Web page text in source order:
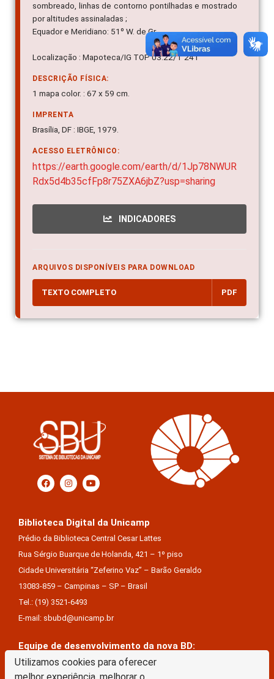
Utilizamos cookies para oferecer
sombreado, linhas de contorno pontilhadas e mostrado
por altitudes assinaladas ;
Equador e Meridiano: 51º W. de Gr.
Localização : Mapoteca/IG TOP 03.22/T 241
DESCRIÇÃO FÍSICA:
1 mapa color. : 67 x 59 cm.
IMPRENTA
Brasília, DF : IBGE, 1979.
ACESSO ELETRÔNICO:
https://earth.google.com/earth/d/1Jp78NWUR
Rdx5d4b35cfFp8r75ZXA6jbZ?usp=sharing
INDICADORES
ARQUIVOS DISPONÍVEIS PARA DOWNLOAD
TEXTO COMPLETO PDF
Biblioteca Digital da Unicamp
Prédio da Biblioteca Central Cesar Lattes
Rua Sérgio Buarque de Holanda, 421 – 1º piso
Cidade Universitária “Zeferino Vaz” – Barão Geraldo
13083-859 – Campinas – SP – Brasil
Tel.: (19) 3521-6493
E-mail: sbubd@unicamp.br
Equipe de desenvolvimento da nova BD:
Keite Aparecida Duarte
Márcio Vinícius De Jesus Almeida